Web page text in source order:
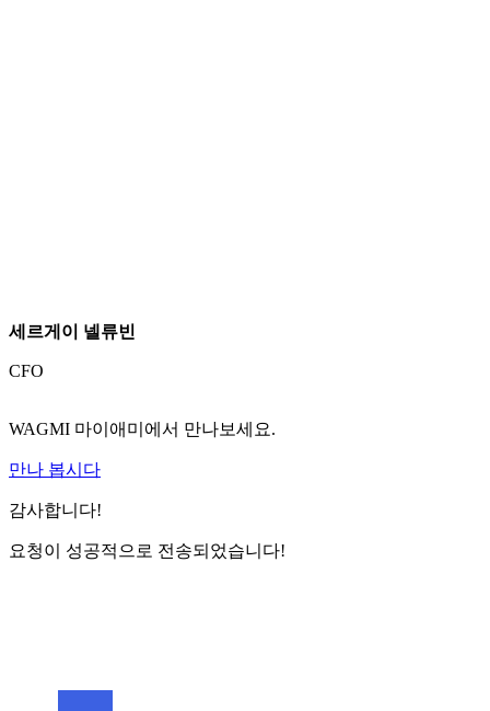
세르게이 넬류빈
CFO
WAGMI 마이애미에서 만나보세요.
만나 봅시다
감사합니다!
요청이 성공적으로 전송되었습니다!